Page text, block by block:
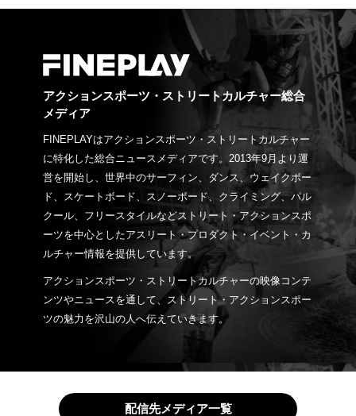
アクションスポーツ・ストリートカルチャー総合
メディア
FINEPLAYはアクションスポーツ・ストリートカルチャー
に特化した総合ニュースメディアです。2013年9月より運
営を開始し、世界中のサーフィン、ダンス、ウェイクボー
ド、スケートボード、スノーボード、クライミング、パル
クール、フリースタイルなどストリート・アクションスポ
ーツを中心としたアスリート・プロダクト・イベント・カ
ルチャー情報を提供しています。
アクションスポーツ・ストリートカルチャーの映像コンテ
ンツやニュースを通して、ストリート・アクションスポー
ツの魅力を沢山の人へ伝えていきます。
配信先メディア一覧